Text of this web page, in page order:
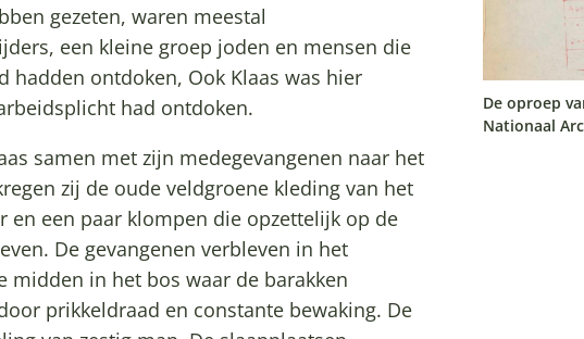
gezeten, waren meestal
een kleine groep joden en mensen die
hadden ontdoken, Ook Klaas was hier
had ontdoken.
samen met zijn medegevangenen naar het
zij de oude veldgroene kleding van het
en een paar klompen die opzettelijk op de
De gevangenen verbleven in het
midden in het bos waar de barakken
prikkeldraad en constante bewaking. De
De oproep
Nationaal